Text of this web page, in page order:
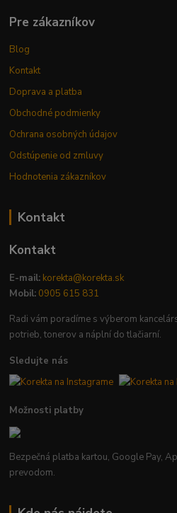
Pre zákazníkov
Blog
Kontakt
Doprava a platba
Obchodné podmienky
Ochrana osobných údajov
Odstúpenie od zmluvy
Hodnotenia zákazníkov
Kontakt
Kontakt
E-mail: korekta@korekta.sk
Mobil: 0905 615 831
Radi vám poradíme s výberom
potrieb, tonerov a náplní do tlačiarní.
Sledujte nás
Možnosti platby
Bezpečná platba kartou, Google Pay,
prevodom.